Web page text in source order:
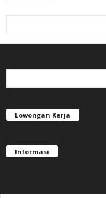
Lowongan Kerja
Informasi